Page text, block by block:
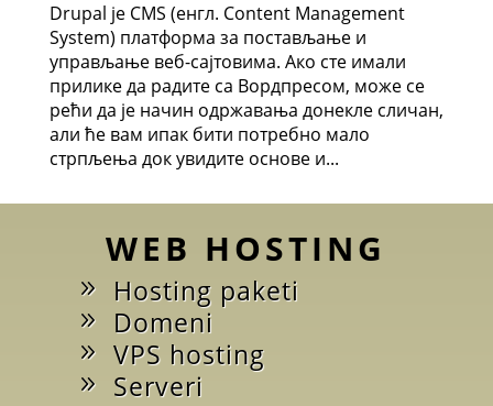
Drupal је CMS (енгл. Content Management
System) платформа за постављање и
управљање веб-сајтовима. Ако сте имали
прилике да радите са Вордпресом, може се
рећи да је начин одржавања донекле сличан,
али ће вам ипак бити потребно мало
стрпљења док увидите основе и...
WEB HOSTING
Hosting paketi
Domeni
VPS hosting
Serveri